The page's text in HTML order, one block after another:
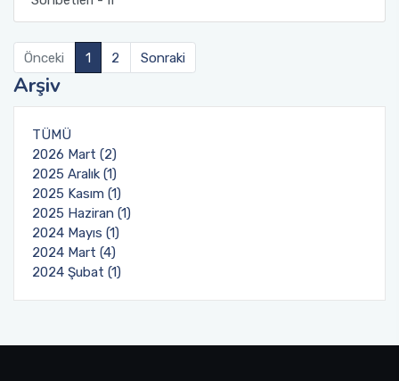
Önceki 1 2 Sonraki
Arşiv
TÜMÜ
2026 Mart (2)
2025 Aralık (1)
2025 Kasım (1)
2025 Haziran (1)
2024 Mayıs (1)
2024 Mart (4)
2024 Şubat (1)